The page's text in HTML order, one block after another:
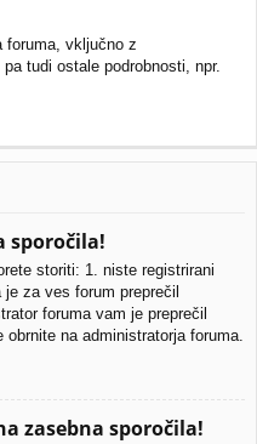
foruma, vključno z
tudi ostale podrobnosti, npr.
sporočila!
storiti: 1. niste registrirani
za ves forum preprečil
foruma vam je preprečil
na administratorja foruma.
zasebna sporočila!